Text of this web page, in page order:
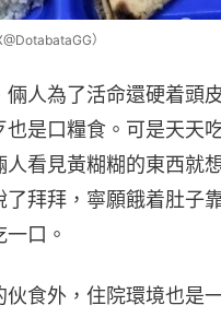
）
人為了活命還硬着頭
也是口糧食。可是天天
人看見黃糊糊的東西就
了拜拜，寧願餓着肚子
口。
食外，住院環境也是